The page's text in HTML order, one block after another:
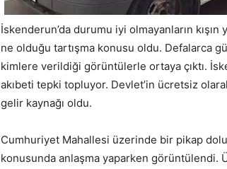
İskenderun’da durumu iyi olmayanların
ne olduğu tartışma konusu oldu. Defalarca
kimlere verildiği görüntülerle ortaya çıktı.
akıbeti tepki topluyor. Devlet’in ücretsiz
gelir kaynağı oldu.
Cumhuriyet Mahallesi üzerinde bir pikap
konusunda anlaşma yaparken görüntülendi.